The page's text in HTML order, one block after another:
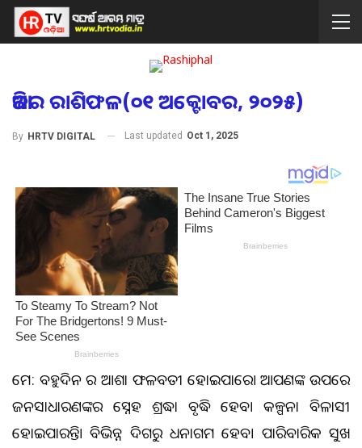
ଆଜିର ରାଶିଫଳ(୦୧ ଅକ୍ଟୋବର, ୨୦୨୫)
By HRTV DIGITAL Last updated Oct 1, 2025
ମେଷ: ବହୁଦିନ ର ଆଶା ଫଳବତୀ ହୋଇପାରେ। ଆପଣଙ୍କ ଉପରେ
ଜନସାଧାରଣଙ୍କର ସ୍ନେହ ଶ୍ରଦ୍ଧା ବୃଦ୍ଧି ହେବ। କଳ୍ପନା ବିଳାସୀ
ହୋଇପାରନ୍ତି। ବିଭିନ୍ନ ଦିଗରୁ ଧନାଗମ ହେବ। ପାରିବାରିକ ସୁଖ